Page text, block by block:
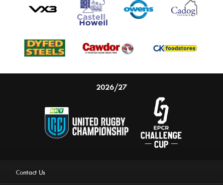
2026/27
Contact Us